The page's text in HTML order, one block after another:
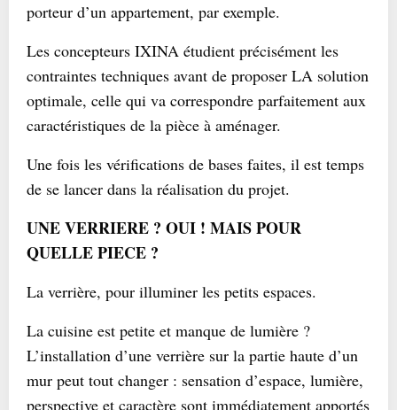
porteur d’un appartement, par exemple.
Les concepteurs IXINA étudient précisément les
contraintes techniques avant de proposer LA solution
optimale, celle qui va correspondre parfaitement aux
caractéristiques de la pièce à aménager.
Une fois les vérifications de bases faites, il est temps
de se lancer dans la réalisation du projet.
UNE VERRIERE ? OUI ! MAIS POUR
QUELLE PIECE ?
La verrière, pour illuminer les petits espaces.
La cuisine est petite et manque de lumière ?
L’installation d’une verrière sur la partie haute d’un
mur peut tout changer : sensation d’espace, lumière,
perspective et caractère sont immédiatement apportés